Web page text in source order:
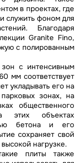
в проектах, где
служить фоном для
Благодаря
Granite Fino,
с полированным
с интенсивным
мм соответствует
укладывать его на
зонах, на
общественного
этих объектах
бетона и его
сохраняет свой
нагрузке.
плиты также